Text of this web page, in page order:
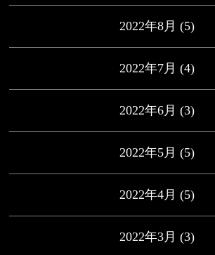
2022年8月 (5)
2022年7月 (4)
2022年6月 (3)
2022年5月 (5)
2022年4月 (5)
2022年3月 (3)